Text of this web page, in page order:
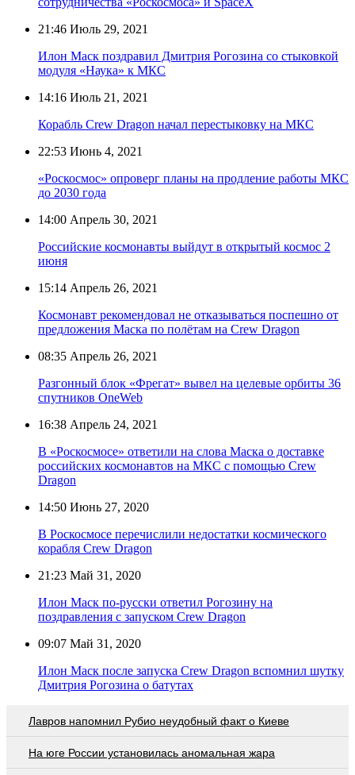
21:46 Июль 29, 2021
Илон Маск поздравил Дмитрия Рогозина со стыковкой
модуля «Наука» к МКС
14:16 Июль 21, 2021
Корабль Crew Dragon начал перестыковку на МКС
22:53 Июнь 4, 2021
«Роскосмос» опроверг планы на продление работы МКС
до 2030 года
14:00 Апрель 30, 2021
Российские космонавты выйдут в открытый космос 2
июня
15:14 Апрель 26, 2021
Космонавт рекомендовал не отказываться поспешно от
предложения Маска по полётам на Crew Dragon
08:35 Апрель 26, 2021
Разгонный блок «Фрегат» вывел на целевые орбиты 36
спутников OneWeb
16:38 Апрель 24, 2021
В «Роскосмосе» ответили на слова Маска о доставке
российских космонавтов на МКС с помощью Crew
Dragon
14:50 Июнь 27, 2020
В Роскосмосе перечислили недостатки космического
корабля Crew Dragon
21:23 Май 31, 2020
Илон Маск по-русски ответил Рогозину на
поздравления с запуском Crew Dragon
09:07 Май 31, 2020
Илон Маск после запуска Crew Dragon вспомнил шутку
Дмитрия Рогозина о батутах
Лавров напомнил Рубио неудобный факт о Киеве
На юге России установилась аномальная жара